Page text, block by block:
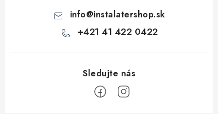
info@instalatershop.sk
+421 41 422 0422